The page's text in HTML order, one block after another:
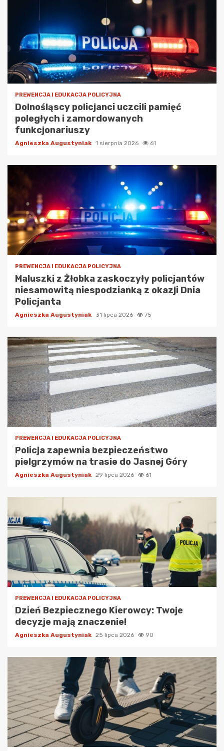
PREWENCJA I EDUKACJA POLICYJNA
Dolnośląscy policjanci uczcili pamięć
poległych i zamordowanych
funkcjonariuszy
Agnieszka Augustyniak 1 sierpnia 2026 61
PREWENCJA I EDUKACJA POLICYJNA
Maluszki z Żłobka zaskoczyły policjantów
niesamowitą niespodzianką z okazji Dnia
Policjanta
Agnieszka Augustyniak 31 lipca 2026 75
PREWENCJA I EDUKACJA POLICYJNA
Policja zapewnia bezpieczeństwo
pielgrzymów na trasie do Jasnej Góry
Agnieszka Augustyniak 29 lipca 2026 61
PREWENCJA I EDUKACJA POLICYJNA
Dzień Bezpiecznego Kierowcy: Twoje
decyzje mają znaczenie!
Agnieszka Augustyniak 25 lipca 2026 90